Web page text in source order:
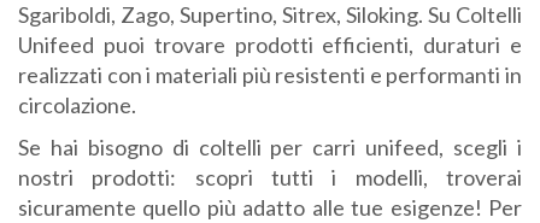
Sgariboldi, Zago, Supertino, Sitrex, Siloking. Su Coltelli
Unifeed puoi trovare prodotti efficienti, duraturi e
realizzati con i materiali più resistenti e performanti in
circolazione.
Se hai bisogno di coltelli per carri unifeed, scegli i
nostri prodotti: scopri tutti i modelli, troverai
sicuramente quello più adatto alle tue esigenze! Per